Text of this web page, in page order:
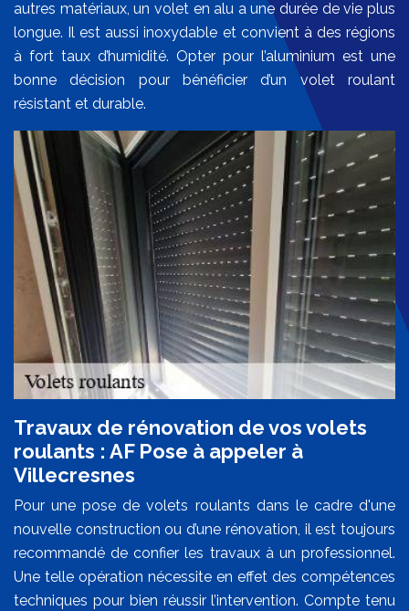
autres matériaux, un volet en alu a une durée de vie plus
longue. Il est aussi inoxydable et convient à des régions
à fort taux d’humidité. Opter pour l’aluminium est une
bonne décision pour bénéficier d’un volet roulant
résistant et durable.
Travaux de rénovation de vos volets
roulants : AF Pose à appeler à
Villecresnes
Pour une pose de volets roulants dans le cadre d'une
nouvelle construction ou d’une rénovation, il est toujours
recommandé de confier les travaux à un professionnel.
Une telle opération nécessite en effet des compétences
techniques pour bien réussir l’intervention. Compte tenu